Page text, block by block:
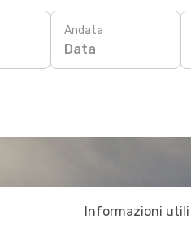
Andata
Data
Informazioni utili